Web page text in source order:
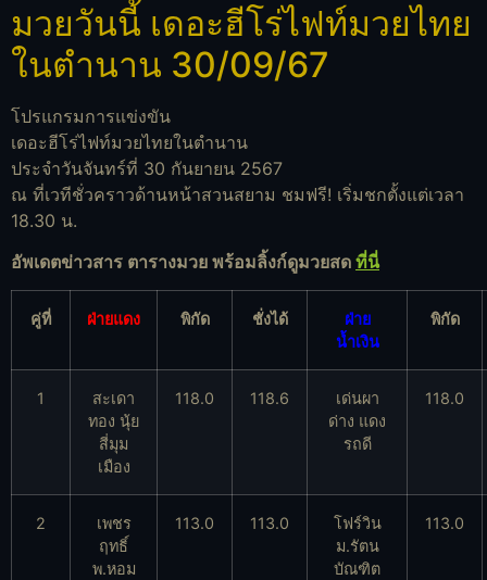
มวยวันนี้ เดอะฮีโร่ไฟท์มวยไทย
ในตำนาน 30/09/67
โปรแกรมการแข่งขัน
เดอะฮีโร่ไฟท์มวยไทยในตำนาน
ประจำวันจันทร์ที่ 30 กันยายน 2567
ณ ที่เวทีชั่วคราวด้านหน้าสวนสยาม ชมฟรี! เริ่มชกตั้งแต่เวลา
18.30 น.
อัพเดตข่าวสาร ตารางมวย พร้อมลิ้งก์ดูมวยสด ที่นี่
คู่ที่ ฝ่ายแดง พิกัด ชั่งได้
ฝ่าย
น้ำเงิน
พิกัด
1
สะเดา
ทอง นุ้ย
สี่มุม
เมือง
118.0 118.6
เด่นผา
ด่าง แดง
รถดี
118.0
2
เพชร
ฤทธิ์
พ.หอม
113.0 113.0
โฟร์วิน
ม.รัตน
บัณฑิต
113.0